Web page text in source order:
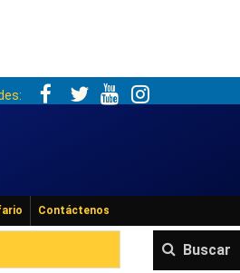
Contáctenos
Buscar